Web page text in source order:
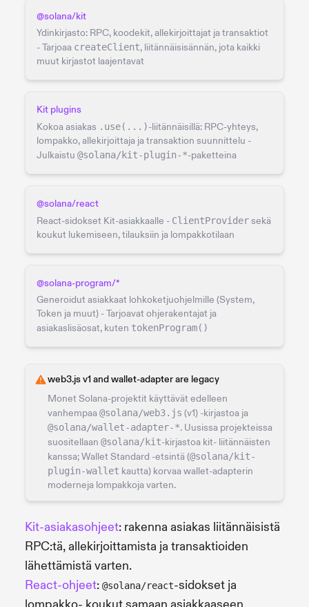
@solana/kit
Ydinkirjasto: RPC, koodekit, allekirjoittajat ja transaktiot
- Tarjoaa createClient, liitännäisisännän, jota kaikki
muut kirjastot laajentavat
Kit plugins
Kokoa asiakas .use(...)-liitännäisillä: RPC-yhteys,
lompakko, allekirjoittaja ja transaktion suunnittelu -
Julkaistu @solana/kit-plugin-*-paketteina
@solana/react
React-sidokset Kit-asiakkaalle - ClientProvidersekä
koukut lukemiseen, tilauksiin ja lompakkotilaan
@solana-program/*
Generoidut asiakkaat lohkoketjuohjelmille (System,
Token ja muut) - Tarjoavat ohjerakentajat ja
asiakaslisäosat, kuten tokenProgram()
web3.js v1 and wallet-adapter are legacy
Monet Solana-projektit käyttävät edelleen
vanhempaa @solana/web3.js (v1) -kirjastoa ja
@solana/wallet-adapter-*. Uusissa projekteissa
suositellaan @solana/kit-kirjastoa kit- liitännäisten
kanssa; Wallet Standard -etsintä (@solana/kit-
plugin-wallet kautta) korvaa wallet-adapterin
moderneja lompakkoja varten.
Kit-asiakasohjeet: rakenna asiakas liitännäisistä
RPC:tä, allekirjoittamista ja transaktioiden
lähettämistä varten.
React-ohjeet: @solana/react-sidokset ja